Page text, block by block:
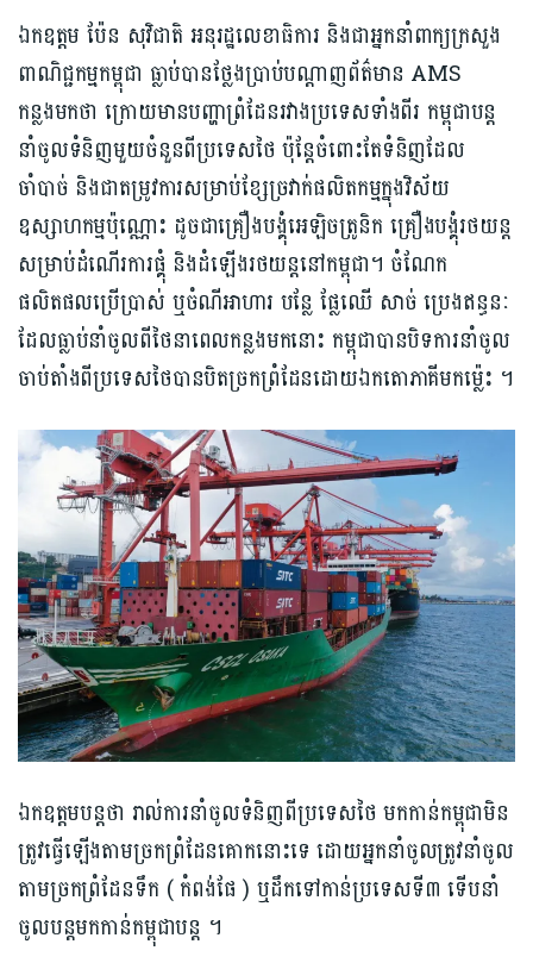
ឯកឧត្តម ប៉ែន សុវិជាតិ អនុរដ្ឋលេខាធិការ និងជាអ្នក​នាំពាក្យ​ក្រសួង​
ពាណិជ្ជកម្មកម្ពុជា ​ធ្លាប់​បាន​ថ្លែង​ប្រាប់​បណ្ដាញ​ព័ត៌មាន ​AMS
កន្លងមកថា​ ក្រោយមាន​បញ្ហា​ព្រំដែន​រវាងប្រទេស​ទាំងពីរ កម្ពុជា​បន្ត​
នាំចូល​ទំនិញមួយចំនួនពីប្រទេសថៃ ប៉ុន្តែចំពោះតែ​ទំនិញដែល
ចាំបាច់​ និងជា​តម្រូវការ​សម្រាប់​ខ្សែច្រវាក់​ផលិតកម្ម​ក្នុងវិស័យ
ឧស្សាហកម្មប៉ុណ្ណោះ ដូចជា​គ្រឿង​បង្គុំ​អេឡិ​ច​ត្រូនិក​ គ្រឿ​ងបង្គុំ​រថយន្ត
សម្រាប់ដំណើរការ​ផ្គុំ និងដំឡើ​ងរថយន្ត​នៅកម្ពុជា។ ចំណែក
ផលិតផល​ប្រើប្រាស់​ ឬ​ចំណី​​អាហារ​ បន្លែ ផ្លែឈើ សាច់ ប្រេង​ឥន្ធនៈ
ដែលធ្លាប់​នាំចូលពីថៃ​នាពេល​កន្លងមកនោះ កម្ពុជា​បាន​បិទការ​នាំចូល​
ចាប់តាំងពីប្រទេសថៃបាន​បិតច្រក​​ព្រំដែនដោយ​ឯកតោភាគី​មកម្ល៉េះ ។
ឯកឧត្តម​បន្ត​ថា រាល់ការ​នាំចូល​ទំនិញពីប្រទេសថៃ ​មកកាន់​កម្ពុជា​មិន
ត្រូវ​ធ្វើឡើងតាមច្រក​ព្រំដែនគោកនោះទេ ដោយអ្នកនាំចូល​ត្រូវនាំចូល​
តាម​ច្រកព្រំដែន​ទឹក ( កំពង់ផែ ) ឬដឹកទៅកាន់​ប្រទេសទី៣ ទើប​នាំ
ចូលបន្តមកកាន់​កម្ពុជា​បន្ត ។